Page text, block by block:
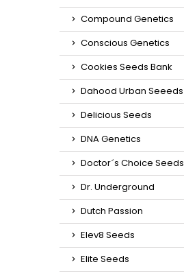
Compound Genetics
Conscious Genetics
Cookies Seeds Bank
Dahood Urban Seeeds
Delicious Seeds
DNA Genetics
Doctor´s Choice Seeds
Dr. Underground
Dutch Passion
Elev8 Seeds
Elite Seeds